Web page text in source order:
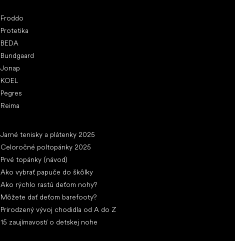
Froddo
Protetika
BEDA
Bundgaard
Jonap
KOEL
Pegres
Reima
Jarné tenisky a plátenky 2025
Celoročné poltopánky 2025
Prvé topánky (návod)
Ako vybrať papuče do škôlky
Ako rýchlo rastú deťom nohy?
Môžete dať deťom barefooty?
Prirodzený vývoj chodidla od A do Z
15 zaujímavostí o detskej nohe